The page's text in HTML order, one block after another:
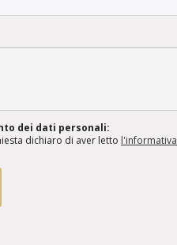
dei dati personali:
dichiaro di aver letto l'informativa